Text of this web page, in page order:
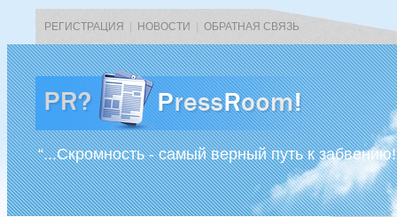
РЕГИСТРАЦИЯ НОВОСТИ ОБРАТНАЯ СВЯЗЬ
“...Скромность - самый верный путь к